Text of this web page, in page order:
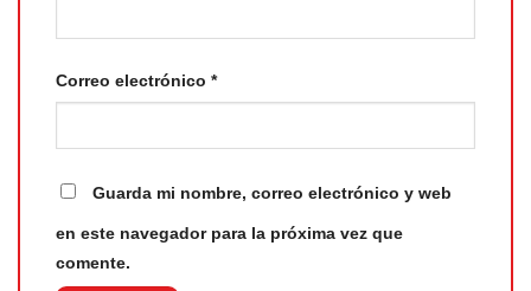
Correo electrónico *
Guarda mi nombre, correo electrónico y web
en este navegador para la próxima vez que
comente.